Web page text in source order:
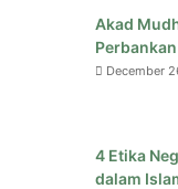
Akad
December
4 Etika
dalam